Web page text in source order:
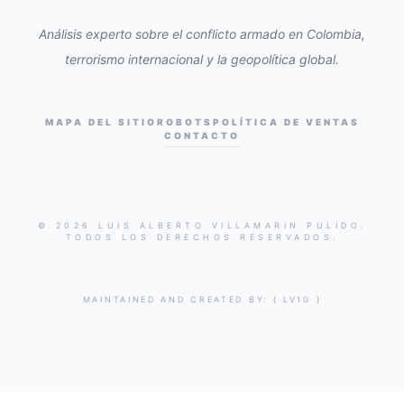
Análisis experto sobre el conflicto armado en Colombia,
terrorismo internacional y la geopolítica global.
MAPA DEL SITIO ROBOTS POLÍTICA DE VENTAS
CONTACTO
© 2026 LUIS ALBERTO VILLAMARIN PULIDO.
TODOS LOS DERECHOS RESERVADOS.
MAINTAINED AND CREATED BY: { LV10 }